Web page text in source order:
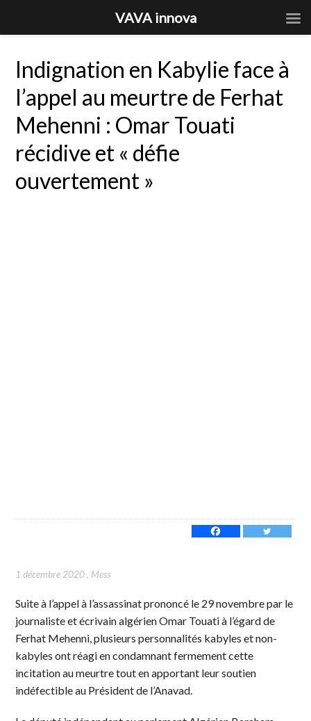
Indignation en Kabylie face à
l’appel au meurtre de Ferhat
Mehenni : Omar Touati
récidive et « défie
ouvertement »
1 décembre 2020, Mess
Suite à l’appel à l’assassinat prononcé le 29 novembre par le
journaliste et écrivain algérien Omar Touati à l’égard de
Ferhat Mehenni, plusieurs personnalités kabyles et non-
kabyles ont réagi en condamnant fermement cette
incitation au meurtre tout en apportant leur soutien
indéfectible au Président de l’Anavad.
VAVA innova